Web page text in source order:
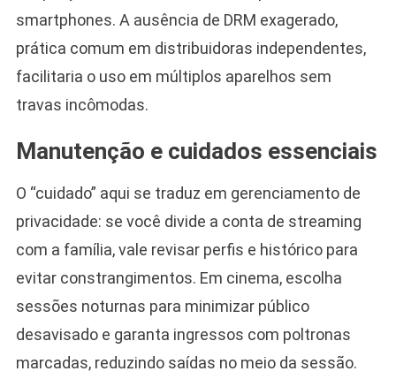
smartphones. A ausência de DRM exagerado,
prática comum em distribuidoras independentes,
facilitaria o uso em múltiplos aparelhos sem
travas incômodas.
Manutenção e cuidados essenciais
O “cuidado” aqui se traduz em gerenciamento de
privacidade: se você divide a conta de streaming
com a família, vale revisar perfis e histórico para
evitar constrangimentos. Em cinema, escolha
sessões noturnas para minimizar público
desavisado e garanta ingressos com poltronas
marcadas, reduzindo saídas no meio da sessão.